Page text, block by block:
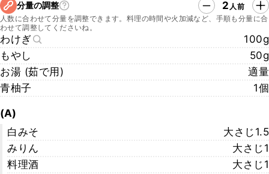
分量の調整 2 人前
人数に合わせて分量を調整できます。料理の時間や火加減など、手順も分量に合
わせて調整してくださいね。
わけぎ
100g
もやし
50g
お湯 (茹で用)
適量
青柚子
1個
(A)
白みそ
大さじ1.5
みりん
大さじ1
料理酒
大さじ1